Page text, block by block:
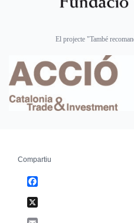
El projecte "També
Compartiu